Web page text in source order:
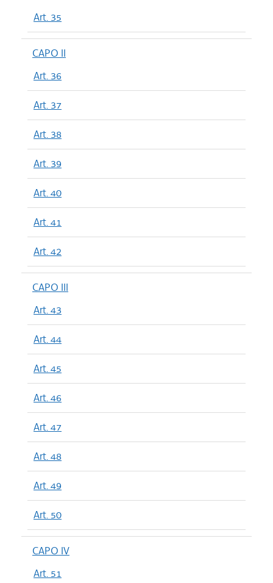
Art. 35
CAPO II
Art. 36
Art. 37
Art. 38
Art. 39
Art. 40
Art. 41
Art. 42
CAPO III
Art. 43
Art. 44
Art. 45
Art. 46
Art. 47
Art. 48
Art. 49
Art. 50
CAPO IV
Art. 51